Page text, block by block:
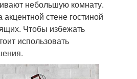
небольшую комнату.
стене гостиной
Чтобы избежать
использовать